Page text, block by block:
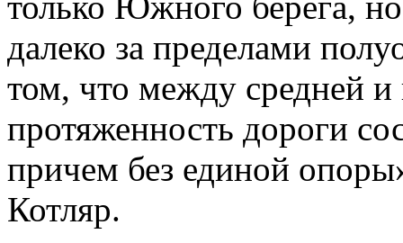
далеко за пределами
том, что между средней
протяженность дороги
причем без единой
Котляр.